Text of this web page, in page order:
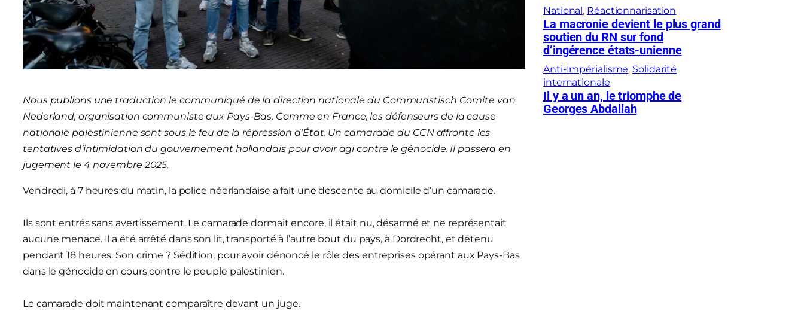
Nous publions une traduction le communiqué de la direction nationale du Communstisch Comite van
Nederland, organisation communiste aux Pays-Bas. Comme en France, les défenseurs de la cause
nationale palestinienne sont sous le feu de la répression d’État. Un camarade du CCN affronte les
tentatives d’intimidation du gouvernement hollandais pour avoir agi contre le génocide. Il passera en
jugement le 4 novembre 2025.
Vendredi, à 7 heures du matin, la police néerlandaise a fait une descente au domicile d’un camarade.
Ils sont entrés sans avertissement. Le camarade dormait encore, il était nu, désarmé et ne représentait
aucune menace. Il a été arrêté dans son lit, transporté à l’autre bout du pays, à Dordrecht, et détenu
pendant 18 heures. Son crime ? Sédition, pour avoir dénoncé le rôle des entreprises opérant aux Pays-Bas
dans le génocide en cours contre le peuple palestinien.
Le camarade doit maintenant comparaître devant un juge.
National, Réactionnarisation
La macronie devient le plus grand
soutien du RN sur fond
d’ingérence états-unienne
Anti-Impérialisme, Solidarité
internationale
Il y a un an, le triomphe de
Georges Abdallah